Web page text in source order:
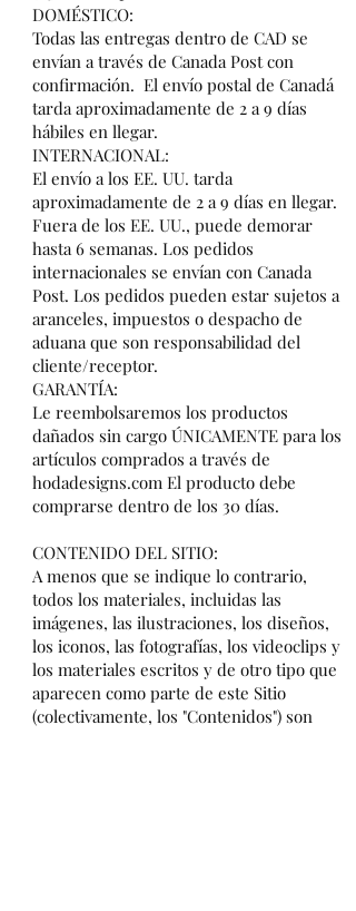
DOMÉSTICO:
Todas las entregas dentro de CAD se
envían a través de Canada Post con
confirmación. El envío postal de Canadá
tarda aproximadamente de 2 a 9 días
hábiles en llegar.
INTERNACIONAL:
El envío a los EE. UU. tarda
aproximadamente de 2 a 9 días en llegar.
Fuera de los EE. UU., puede demorar
hasta 6 semanas. Los pedidos
internacionales se envían con Canada
Post. Los pedidos pueden estar sujetos a
aranceles, impuestos o despacho de
aduana que son responsabilidad del
cliente/receptor.
GARANTÍA:
Le reembolsaremos los productos
dañados sin cargo ÚNICAMENTE para los
artículos comprados a través de
hodadesigns.com El producto debe
comprarse dentro de los 30 días.
CONTENIDO DEL SITIO:
A menos que se indique lo contrario,
todos los materiales, incluidas las
imágenes, las ilustraciones, los diseños,
los iconos, las fotografías, los videoclips y
los materiales escritos y de otro tipo que
aparecen como parte de este Sitio
(colectivamente, los "Contenidos") son